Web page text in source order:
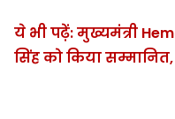
ये भी पढ़ें: मुख्यमंत्री
सिंह को किया